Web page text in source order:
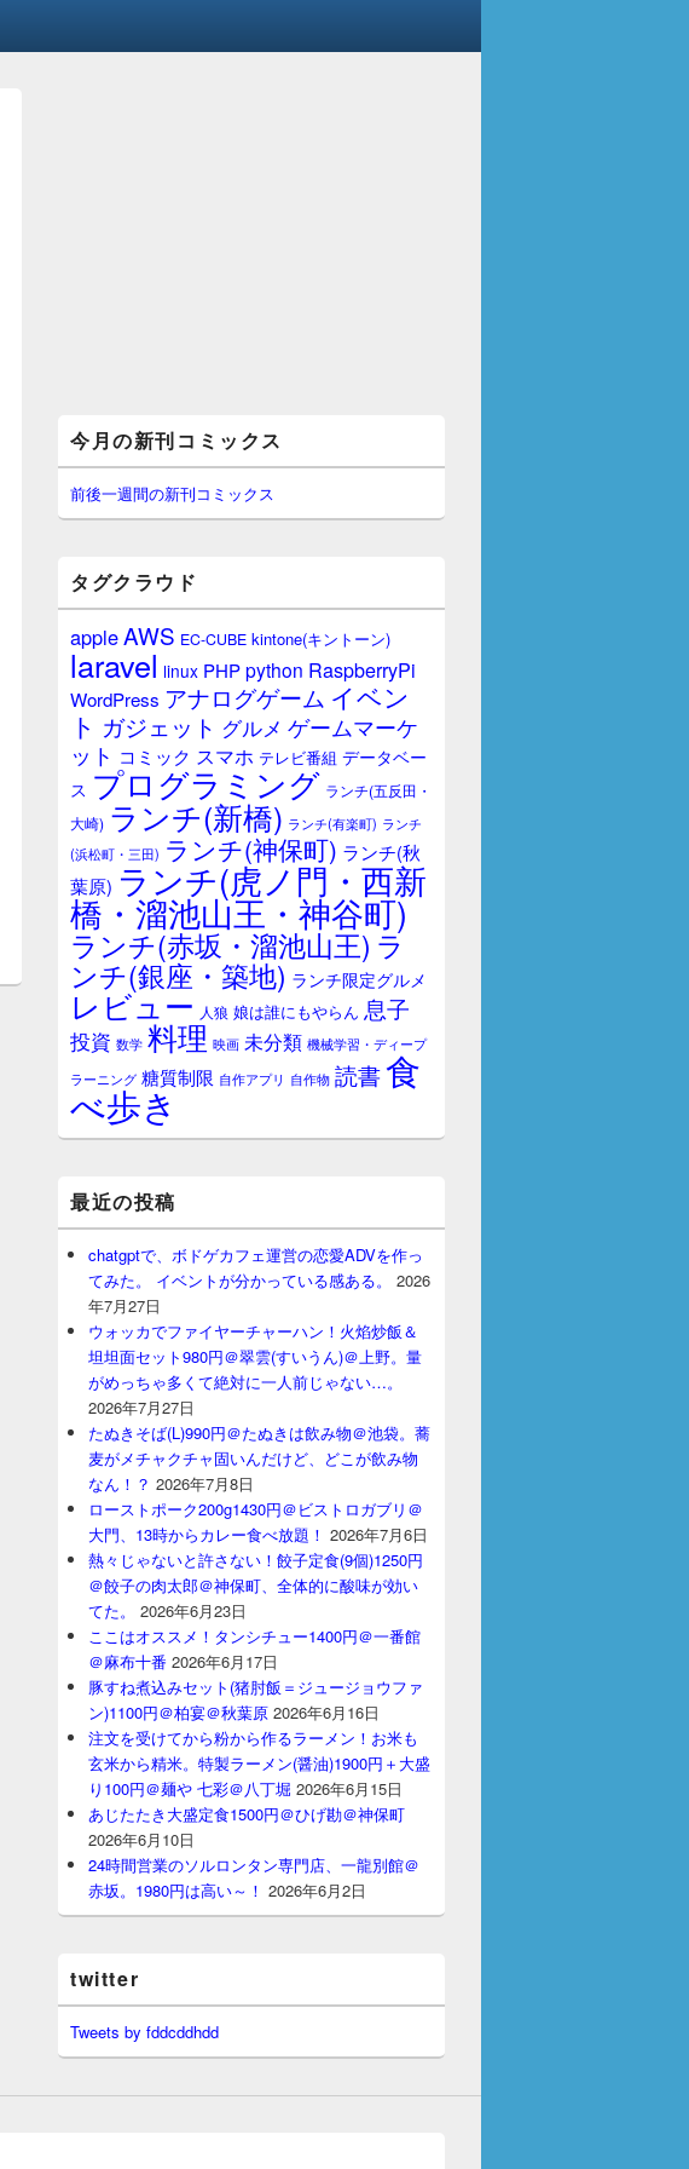
イ
ン
サ
イ
ー
ジ
ッ
ト
今月の新刊コミックス
前後一週間の新刊コミックス
タグクラウド
appleAWS EC-CUBE kintone(キントーン)
laravel linux PHPpython RaspberryPi
WordPress アナログゲーム イベン
ト ガジェット グルメ ゲームマーケ
ット コミック スマホ テレビ番組 データベー
ス プログラミング ランチ(五反田・
大崎) ランチ(新橋) ランチ(有楽町) ランチ
(浜松町・三田) ランチ(神保町) ランチ(秋
葉原) ランチ(虎ノ門・西新
橋・溜池山王・神谷町)
ランチ(赤坂・溜池山王) ラ
ンチ(銀座・築地) ランチ限定グルメ
レビュー 人狼 娘は誰にもやらん 息子
投資 数学 料理 映画 未分類 機械学習・ディープ
ラーニング 糖質制限 自作アプリ 自作物 読書食
べ歩き
最近の投稿
chatgptで、ボドゲカフェ運営の恋愛ADVを作っ
てみた。 イベントが分かっている感ある。
2026
年7月27日
ウォッカでファイヤーチャーハン！火焰炒飯＆
坦坦面セット980円＠翠雲(すいうん)＠上野。量
がめっちゃ多くて絶対に一人前じゃない…。
2026年7月27日
たぬきそば(L)990円＠たぬきは飲み物＠池袋。蕎
麦がメチャクチャ固いんだけど、どこが飲み物
なん！？ 2026年7月8日
ローストポーク200g1430円＠ビストロガブリ＠
大門、13時からカレー食べ放題！ 2026年7月6日
熱々じゃないと許さない！餃子定食(9個)1250円
＠餃子の肉太郎＠神保町、全体的に酸味が効い
てた。
2026年6月23日
ここはオススメ！タンシチュー1400円＠一番館
＠麻布十番 2026年6月17日
豚すね煮込みセット(猪肘飯＝ジュージョウファ
ン)1100円＠柏宴＠秋葉原 2026年6月16日
注文を受けてから粉から作るラーメン！お米も
玄米から精米。特製ラーメン(醤油)1900円＋大盛
り100円＠麺や 七彩＠八丁堀 2026年6月15日
あじたたき大盛定食1500円＠ひげ勘＠神保町
2026年6月10日
24時間営業のソルロンタン専門店、一龍別館＠
赤坂。1980円は高い～！ 2026年6月2日
twitter
Tweets by fddcddhdd